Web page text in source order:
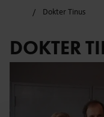
Dokter Tinus
DOKTER